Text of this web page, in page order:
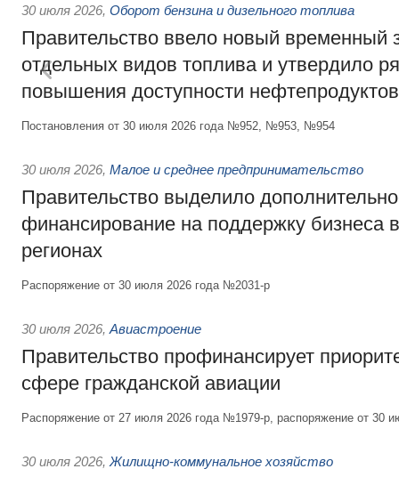
30 июля 2026, Оборот бензина и дизельного топлива
Правительство ввело новый временный
отдельных видов топлива и утвердило
повышения доступности нефтепродуктов
Постановления от 30 июля 2026 года №952, №953, №954
30 июля 2026, Малое и среднее предпринимательство
Правительство выделило
финансирование на поддержку бизнеса
регионах
Распоряжение от 30 июля 2026 года №2031-р
30 июля 2026, Авиастроение
Правительство профинансирует
сфере гражданской авиации
Распоряжение от 27 июля 2026 года №1979-р, распоряжение от 30
30 июля 2026, Жилищно-коммунальное хозяйство